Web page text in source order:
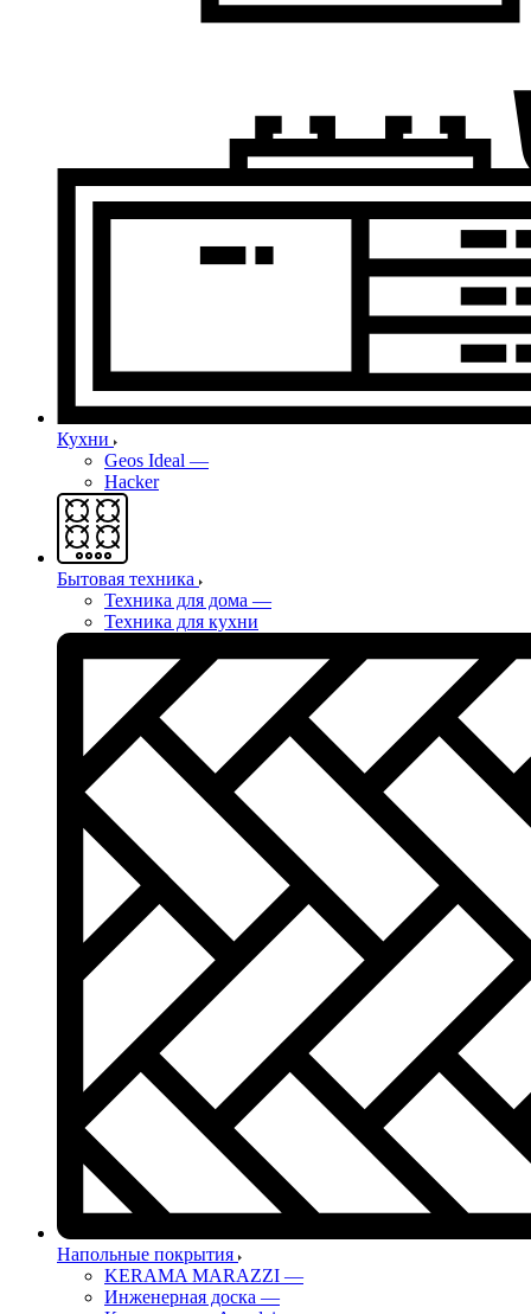
Кухни
Geos Ideal —
Hacker
Бытовая техника
Техника для дома —
Техника для кухни
Напольные покрытия
KERAMA MARAZZI —
Инженерная доска —